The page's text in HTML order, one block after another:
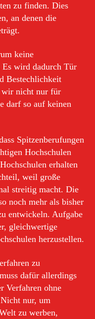
zu finden. Dies
an denen die
keine
Es wird dadurch Tür
Bestechlichkeit
wir nicht nur für
darf so auf keinen
Spitzenberufungen
Hochschulen
erhalten
weil große
streitig macht. Die
noch mehr als bisher
entwickeln. Aufgabe
gleichwertige
herzustellen.
zu
dafür allerdings
Verfahren ohne
nur, um
zu werben,